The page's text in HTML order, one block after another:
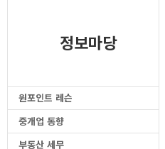
정보마당
원포인트 레슨
중개업 동향
부동산 세무